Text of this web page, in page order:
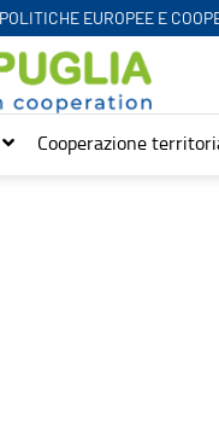
POLITICHE EUROPEE E
Cooperazione